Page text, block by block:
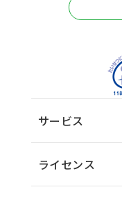
サービス
ライセンス